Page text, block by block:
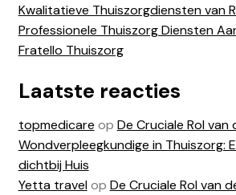
Kwalitatieve Thuiszorgdiensten van
Professionele Thuiszorg Diensten
Fratello Thuiszorg
Laatste reacties
topmedicare op De Cruciale Rol van
Wondverpleegkundige in Thuiszorg:
dichtbij Huis
Yetta travelop De Cruciale Rol van